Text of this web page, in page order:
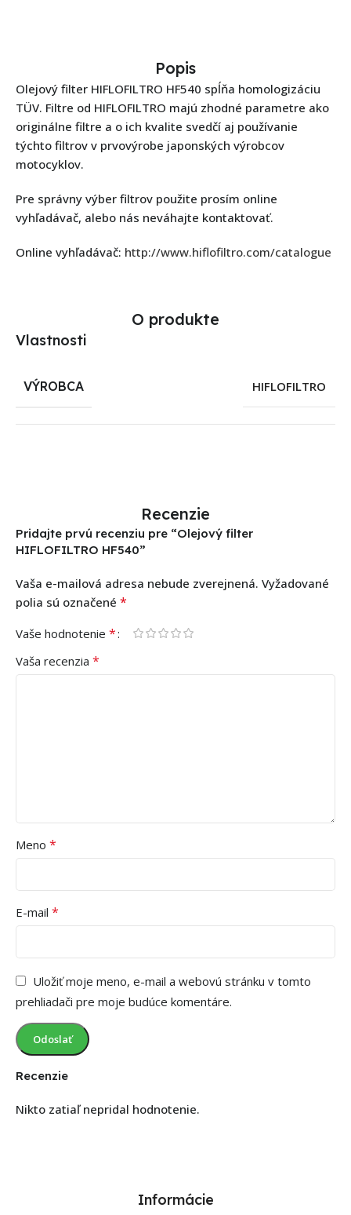
Popis
Olejový filter HIFLOFILTRO HF540 spĺňa homologizáciu
TÜV. Filtre od HIFLOFILTRO majú zhodné parametre ako
originálne filtre a o ich kvalite svedčí aj používanie
týchto filtrov v prvovýrobe japonských výrobcov
motocyklov.
Pre správny výber filtrov použite prosím online
vyhľadávač, alebo nás neváhajte kontaktovať.
Online vyhľadávač: http://www.hiflofiltro.com/catalogue
O produkte
Vlastnosti
VÝROBCA HIFLOFILTRO
Recenzie
Recenzie
Nikto zatiaľ nepridal hodnotenie.
Pridajte prvú recenziu pre “Olejový filter
HIFLOFILTRO HF540”
Vaša e-mailová adresa nebude zverejnená. Vyžadované
polia sú označené *
Vaše hodnotenie *
Vaša recenzia *
Meno *
E-mail *
Uložiť moje meno, e-mail a webovú stránku v tomto
prehliadači pre moje budúce komentáre.
Informácie